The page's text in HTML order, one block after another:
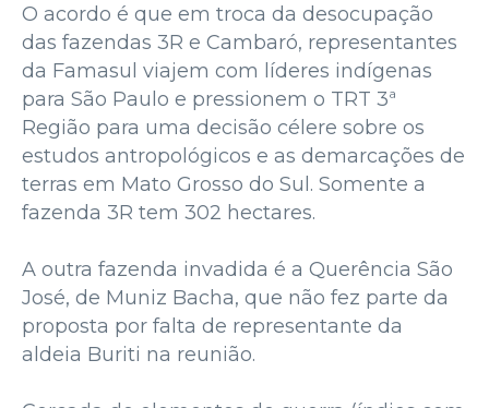
O acordo é que em troca da desocupação
das fazendas 3R e Cambaró, representantes
da Famasul viajem com líderes indígenas
para São Paulo e pressionem o TRT 3ª
Região para uma decisão célere sobre os
estudos antropológicos e as demarcações de
terras em Mato Grosso do Sul. Somente a
fazenda 3R tem 302 hectares.
A outra fazenda invadida é a Querência São
José, de Muniz Bacha, que não fez parte da
proposta por falta de representante da
aldeia Buriti na reunião.